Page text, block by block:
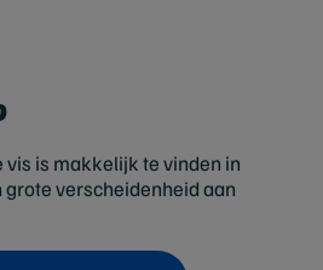
is makkelijk te vinden in
grote verscheidenheid aan